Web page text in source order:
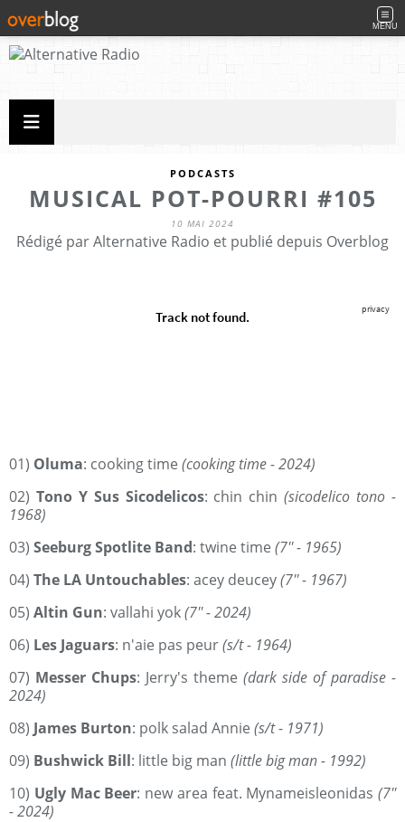
MENU
PODCASTS
MUSICAL POT-POURRI #105
10 MAI 2024
Rédigé par Alternative Radio et publié depuis Overblog
01) Oluma: cooking time (cooking time - 2024)
02) Tono Y Sus Sicodelicos: chin chin(sicodelico tono -
1968)
03) Seeburg Spotlite Band: twine time (7'' - 1965)
04) The LA Untouchables: acey deucey(7'' - 1967)
05) Altin Gun: vallahi yok(7'' - 2024)
06) Les Jaguars: n'aie pas peur(s/t - 1964)
07) Messer Chups: Jerry's theme (dark side of paradise -
2024)
08) James Burton: polk salad Annie (s/t - 1971)
09) Bushwick Bill: little big man (little big man - 1992)
10) Ugly Mac Beer: new area feat. Mynameisleonidas (7''
- 2024)